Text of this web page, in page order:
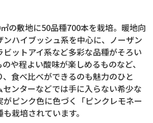
の敷地に50品種700本を栽培。暖地向
ハイブッシュ系を中心に、ノーザン
ットアイ系など多彩な品種がそろい
や程よい酸味が楽しめるものなど、
食べ比べができるのも魅力のひと
ンターなどでは手に入らない希少な
ピンク色に色づく「ピンクレモネー
栽培されています。